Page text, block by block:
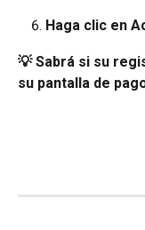
Haga clic en
💡 Sabrá si su
su pantalla de